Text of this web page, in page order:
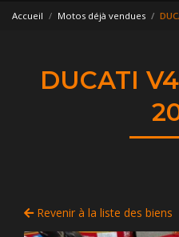
Accueil Motos déjà vendues
DUCATI
Revenir à la liste des biens